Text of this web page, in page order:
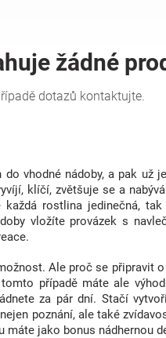
vhodné nádoby, a pak už
klíčí, zvětšuje se a
rostlina jedinečná,
vložíte provázek s
Ale proč se připravit
případě máte ale
za pár dní. Stačí
poznání, ale také
máte jako bonus nádhernou